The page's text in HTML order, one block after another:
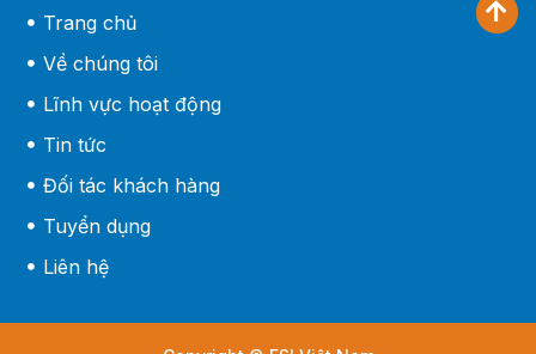
Trang chủ
Về chúng tôi
Lĩnh vực hoạt động
Tin tức
Đối tác khách hàng
Tuyển dụng
Liên hệ